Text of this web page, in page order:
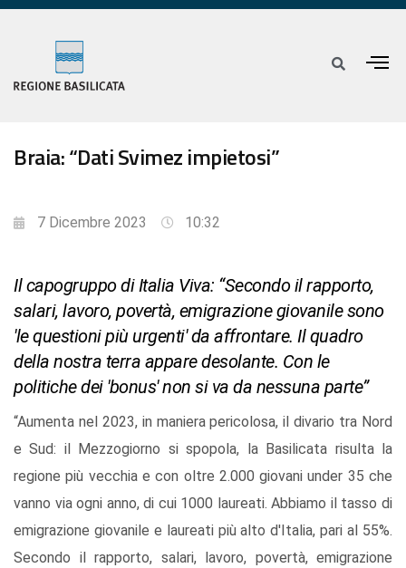
Braia: “Dati Svimez impietosi”
7 Dicembre 2023 10:32
Il capogruppo di Italia Viva: “Secondo il rapporto,
salari, lavoro, povertà, emigrazione giovanile sono
'le questioni più urgenti' da affrontare. Il quadro
della nostra terra appare desolante. Con le
politiche dei 'bonus' non si va da nessuna parte”
“Aumenta nel 2023, in maniera pericolosa, il divario tra Nord
e Sud: il Mezzogiorno si spopola, la Basilicata risulta la
regione più vecchia e con oltre 2.000 giovani under 35 che
vanno via ogni anno, di cui 1000 laureati. Abbiamo il tasso di
emigrazione giovanile e laureati più alto d'Italia, pari al 55%.
Secondo il rapporto, salari, lavoro, povertà, emigrazione